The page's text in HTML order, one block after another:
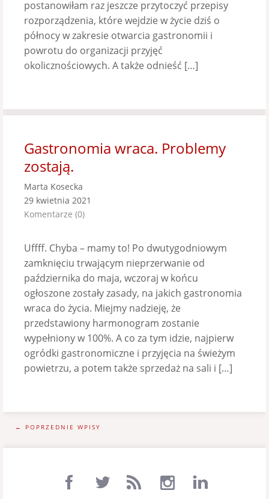
postanowiłam raz jeszcze przytoczyć przepisy
rozporządzenia, które wejdzie w życie dziś o
północy w zakresie otwarcia gastronomii i
powrotu do organizacji przyjęć
okolicznościowych. A także odnieść […]
Gastronomia wraca. Problemy
zostają.
Marta Kosecka
29 kwietnia 2021
Komentarze (0)
Uffff. Chyba – mamy to! Po dwutygodniowym
zamknięciu trwającym nieprzerwanie od
października do maja, wczoraj w końcu
ogłoszone zostały zasady, na jakich gastronomia
wraca do życia. Miejmy nadzieję, że
przedstawiony harmonogram zostanie
wypełniony w 100%. A co za tym idzie, najpierw
ogródki gastronomiczne i przyjęcia na świeżym
powietrzu, a potem także sprzedaż na sali i […]
← POPRZEDNIE WPISY